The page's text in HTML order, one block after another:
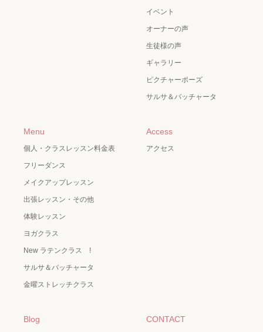
イベント
オーナーの声
生徒様の声
ギャラリー
ピクチャーポーズ
サルサ＆バッチャータ
Menu
個人・クラスレッスン料金表
フリーダンス
メイクアップレッスン
出張レッスン・その他
体験レッスン
ヨガクラス
New ラテンクラス !
サルサ＆バッチャータ
金曜ストレッチクラス
Access
アクセス
Blog CONTACT